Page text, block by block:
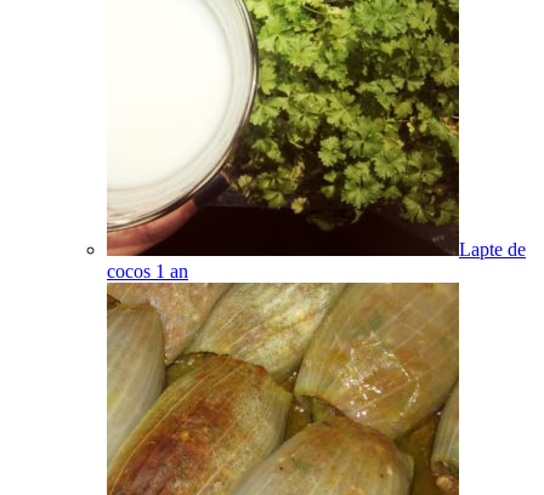
Lapte de
cocos 1 an